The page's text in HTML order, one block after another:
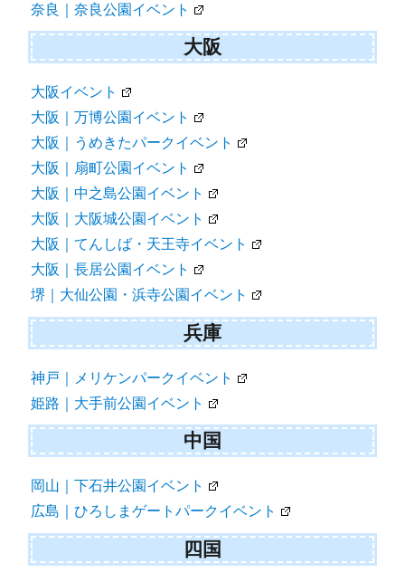
奈良｜奈良公園イベント
大阪
大阪イベント
大阪｜万博公園イベント
大阪｜うめきたパークイベント
大阪｜扇町公園イベント
大阪｜中之島公園イベント
大阪｜大阪城公園イベント
大阪｜てんしば・天王寺イベント
大阪｜長居公園イベント
堺｜大仙公園・浜寺公園イベント
兵庫
神戸｜メリケンパークイベント
姫路｜大手前公園イベント
中国
岡山｜下石井公園イベント
広島｜ひろしまゲートパークイベント
四国